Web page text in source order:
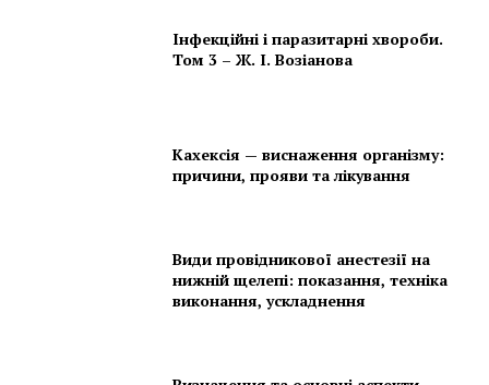
Інфекційні і паразитарні хвороби.
Том 3 – Ж. І. Возіанова
Кахексія — виснаження організму:
причини, прояви та лікування
Види провідникової анестезії на
нижній щелепі: показання, техніка
виконання, ускладнення